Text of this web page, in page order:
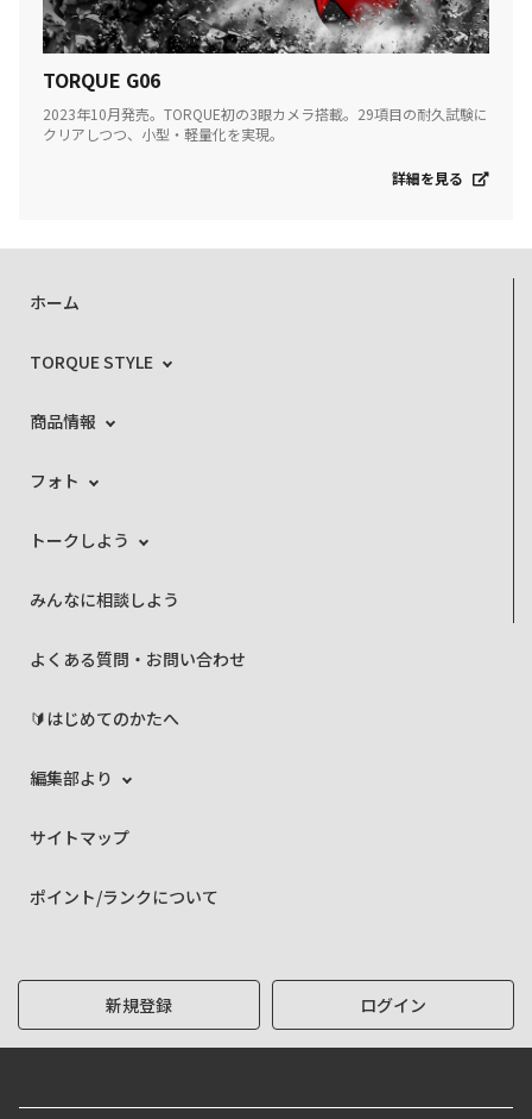
TORQUE G06
2023年10月発売。TORQUE初の3眼カメラ搭載。29項目の耐久試験に
クリアしつつ、小型・軽量化を実現。
詳細を見る
ホーム
TORQUE STYLE
商品情報
フォト
トークしよう
みんなに相談しよう
よくある質問・お問い合わせ
🔰はじめてのかたへ
編集部より
サイトマップ
ポイント/ランクについて
新規登録 ログイン